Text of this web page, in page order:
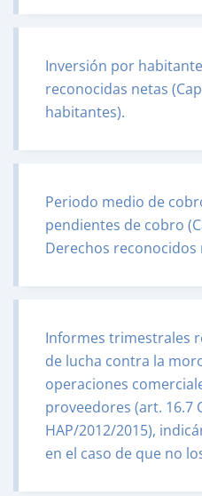
Inversión por
reconocidas netas
habitantes).
Periodo medio de
pendientes de cobro
Derechos reconocidos
Informes trimestrales
de lucha contra la
operaciones
proveedores (art. 16.7
HAP/2012/2015),
en el caso de que no